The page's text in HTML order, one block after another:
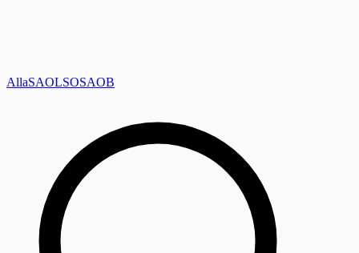
AllaSAOLSOSAOB